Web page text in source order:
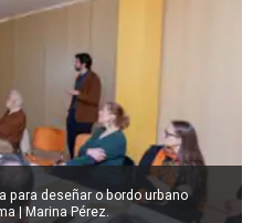
para deseñar o bordo urbano
| Marina Pérez.